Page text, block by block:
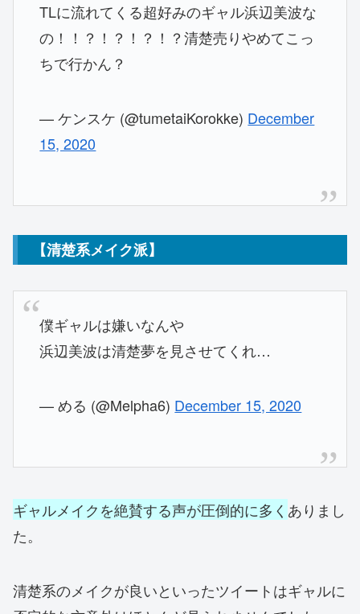
TLに流れてくる超好みのギャル浜辺美波な
の！！？！？！？！？清楚売りやめてこっ
ちで行かん？
— ケンスケ (@tumetaiKorokke) December
15, 2020
【清楚系メイク派】
僕ギャルは嫌いなんや
浜辺美波は清楚夢を見させてくれ…
— める (@Melpha6) December 15, 2020
ギャルメイクを絶賛する声が圧倒的に多く ありまし
た。
清楚系のメイクが良いといったツイートはギャルに